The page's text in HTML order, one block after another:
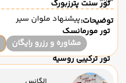
تور سنت پترزبورگ
تور مورمانسک
تور ترکیبی روسیه
توضیحات:پیشنهاد ملوان سیر
مشاوره و رزرو رایگان